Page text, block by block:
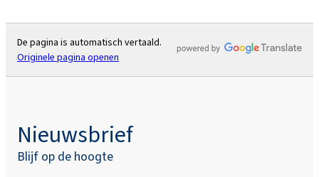
De pagina is automatisch vertaald.
Originele pagina openen
Nieuwsbrief
Blijf op de hoogte